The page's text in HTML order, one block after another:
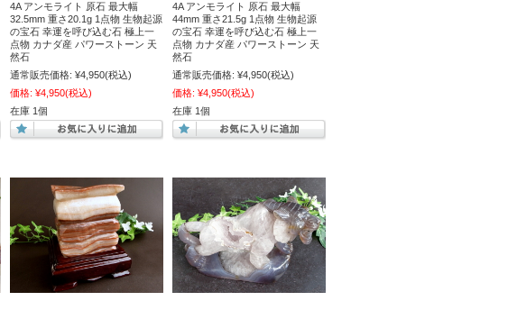
4A アンモライト 原石 最大幅
32.5mm 重さ20.1g 1点物 生物起源
の宝石 幸運を呼び込む石 極上一
点物 カナダ産 パワーストーン 天
然石
通常販売価格: ¥4,950(税込)
価格: ¥4,950(税込)
在庫 1個
4A アンモライト 原石 最大幅
44mm 重さ21.5g 1点物 生物起源
の宝石 幸運を呼び込む石 極上一
点物 カナダ産 パワーストーン 天
然石
通常販売価格: ¥4,950(税込)
価格: ¥4,950(税込)
在庫 1個